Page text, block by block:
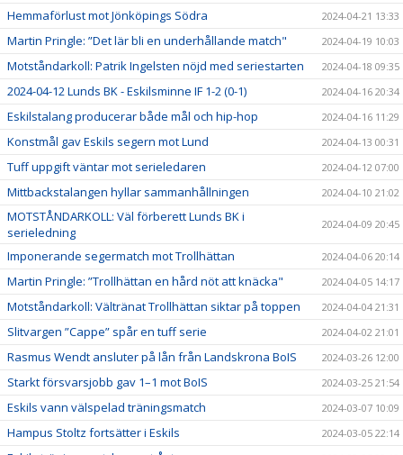
Hemmaförlust mot Jönköpings Södra 2024-04-21 13:33
Martin Pringle: ”Det lär bli en underhållande match" 2024-04-19 10:03
Motståndarkoll: Patrik Ingelsten nöjd med seriestarten 2024-04-18 09:35
2024-04-12 Lunds BK - Eskilsminne IF 1-2 (0-1) 2024-04-16 20:34
Eskilstalang producerar både mål och hip-hop 2024-04-16 11:29
Konstmål gav Eskils segern mot Lund 2024-04-13 00:31
Tuff uppgift väntar mot serieledaren 2024-04-12 07:00
Mittbackstalangen hyllar sammanhållningen 2024-04-10 21:02
MOTSTÅNDARKOLL: Väl förberett Lunds BK i
serieledning
2024-04-09 20:45
Imponerande segermatch mot Trollhättan 2024-04-06 20:14
Martin Pringle: ”Trollhättan en hård nöt att knäcka" 2024-04-05 14:17
Motståndarkoll: Vältränat Trollhättan siktar på toppen 2024-04-04 21:31
Slitvargen ”Cappe” spår en tuff serie 2024-04-02 21:01
Rasmus Wendt ansluter på lån från Landskrona BoIS 2024-03-26 12:00
Starkt försvarsjobb gav 1–1 mot BoIS 2024-03-25 21:54
Eskils vann välspelad träningsmatch 2024-03-07 10:09
Hampus Stoltz fortsätter i Eskils 2024-03-05 22:14